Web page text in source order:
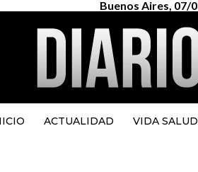
Buenos Aires, 07/
ACTUALIDAD VIDA